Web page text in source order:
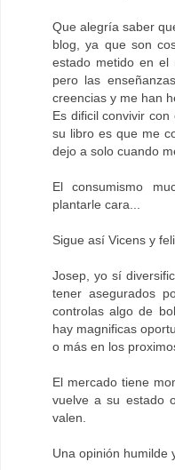
Que alegría saber
blog, ya que son
estado metido en el
pero las
creencias y me han
Es dificil convivir
su libro es que me
dejo a solo cuando
El consumismo
plantarle cara...
Sigue así Vicens y
Josep, yo sí
tener asegurados
controlas algo de
hay magnificas
o más en los
El mercado tiene
vuelve a su estado
valen.
Una opinión humilde